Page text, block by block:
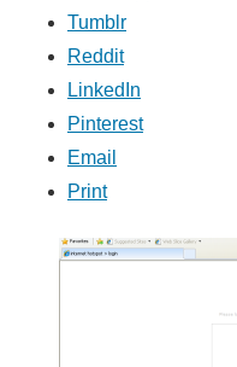
Tumblr
Reddit
LinkedIn
Pinterest
Email
Print